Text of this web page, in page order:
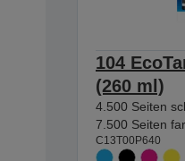
104
(260 ml)
4.500 Seiten
7.500 Seiten
C13T00P640